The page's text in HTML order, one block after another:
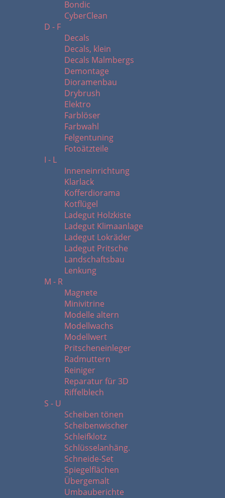
Bondic
CyberClean
D - F
Decals
Decals, klein
Decals Malmbergs
Demontage
Dioramenbau
Drybrush
Elektro
Farblöser
Farbwahl
Felgentuning
Fotoätzteile
I - L
Inneneinrichtung
Klarlack
Kofferdiorama
Kotflügel
Ladegut Holzkiste
Ladegut Klimaanlage
Ladegut Lokräder
Ladegut Pritsche
Landschaftsbau
Lenkung
M - R
Magnete
Minivitrine
Modelle altern
Modellwachs
Modellwert
Pritscheneinleger
Radmuttern
Reiniger
Reparatur für 3D
Riffelblech
S - U
Scheiben tönen
Scheibenwischer
Schleifklotz
Schlüsselanhäng.
Schneide-Set
Spiegelflächen
Übergemalt
Umbauberichte